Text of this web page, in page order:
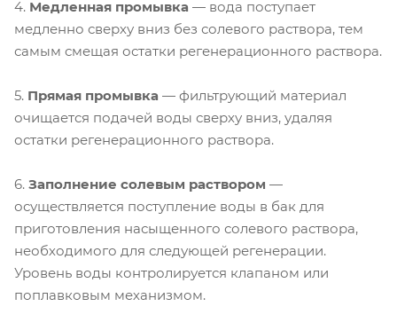
4. Медленная промывка — вода поступает
медленно сверху вниз без солевого раствора, тем
самым смещая остатки регенерационного раствора.
5. Прямая промывка — фильтрующий материал
очищается подачей воды сверху вниз, удаляя
остатки регенерационного раствора.
6. Заполнение солевым раствором —
осуществляется поступление воды в бак для
приготовления насыщенного солевого раствора,
необходимого для следующей регенерации.
Уровень воды контролируется клапаном или
поплавковым механизмом.